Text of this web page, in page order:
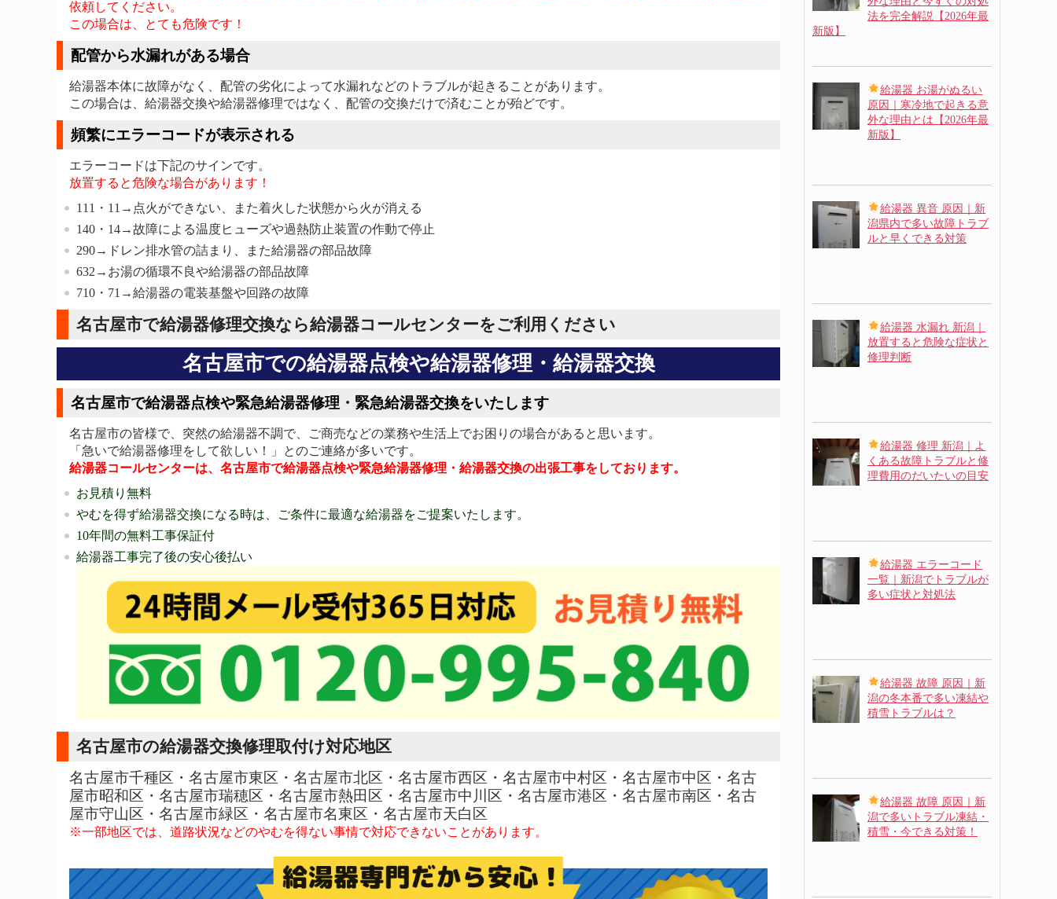
依頼してください。
この場合は、とても危険です！
配管から水漏れがある場合
給湯器本体に故障がなく、配管の劣化によって水漏れなどのトラブルが起きることがあります。
この場合は、給湯器交換や給湯器修理ではなく、配管の交換だけで済むことが殆どです。
頻繁にエラーコードが表示される
エラーコードは下記のサインです。
放置すると危険な場合があります！
111・11→点火ができない、また着火した状態から火が消える
140・14→故障による温度ヒューズや過熱防止装置の作動で停止
290→ドレン排水管の詰まり、また給湯器の部品故障
632→お湯の循環不良や給湯器の部品故障
710・71→給湯器の電装基盤や回路の故障
名古屋市で給湯器修理交換なら給湯器コールセンターをご利用ください
名古屋市での給湯器点検や給湯器修理・給湯器交換
名古屋市で給湯器点検や緊急給湯器修理・緊急給湯器交換をいたします
名古屋市の皆様で、突然の給湯器不調で、ご商売などの業務や生活上でお困りの場合があると思います。
「急いで給湯器修理をして欲しい！」とのご連絡が多いです。
給湯器コールセンターは、名古屋市で給湯器点検や緊急給湯器修理・給湯器交換の出張工事をしております。
お見積り無料
やむを得ず給湯器交換になる時は、ご条件に最適な給湯器をご提案いたします。
10年間の無料工事保証付
給湯器工事完了後の安心後払い
名古屋市の給湯器交換修理取付け対応地区
名古屋市千種区・名古屋市東区・名古屋市北区・名古屋市西区・名古屋市中村区・名古屋市中区・名古
屋市昭和区・名古屋市瑞穂区・名古屋市熱田区・名古屋市中川区・名古屋市港区・名古屋市南区・名古
屋市守山区・名古屋市緑区・名古屋市名東区・名古屋市天白区
※一部地区では、道路状況などのやむを得ない事情で対応できないことがあります。
法を完全解説【2026年最
新版】
給湯器 お湯がぬるい
原因｜寒冷地で起きる意
外な理由とは【2026年最
新版】
給湯器 異音 原因｜新
潟県内で多い故障トラブ
ルと早くできる対策
給湯器 水漏れ 新潟｜
放置すると危険な症状と
修理判断
給湯器 修理 新潟｜よ
くある故障トラブルと修
理費用のだいたいの目安
給湯器 エラーコード
一覧｜新潟でトラブルが
多い症状と対処法
給湯器 故障 原因｜新
潟の冬本番で多い凍結や
積雪トラブルは？
給湯器 故障 原因｜新
潟で多いトラブル凍結・
積雪・今できる対策！